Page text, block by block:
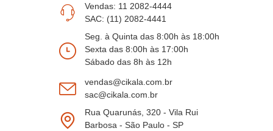
Vendas: 11 2082-4444
SAC: (11) 2082-4441
Seg. à Quinta das 8:00h às 18:00h
Sexta das 8:00h às 17:00h
Sábado das 8h às 12h
vendas@cikala.com.br
sac@cikala.com.br
Rua Quarunás, 320 - Vila Rui
Barbosa - São Paulo - SP